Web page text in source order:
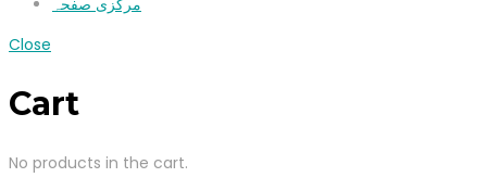
Close
Cart
No products in the cart.